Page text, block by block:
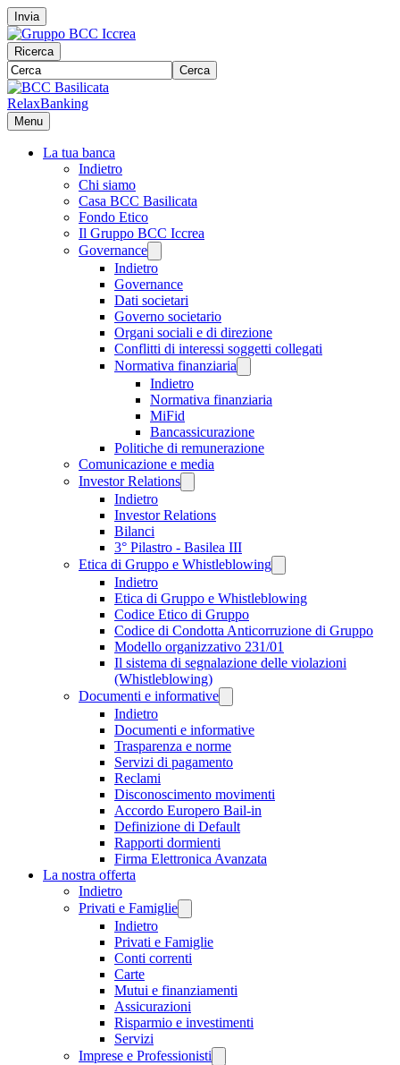
Invia
Ricerca
Cerca
RelaxBanking
Menu
La tua banca
Indietro
Chi siamo
Casa BCC Basilicata
Fondo Etico
Il Gruppo BCC Iccrea
Governance
Indietro
Governance
Dati societari
Governo societario
Organi sociali e di direzione
Conflitti di interessi soggetti collegati
Normativa finanziaria
Indietro
Normativa finanziaria
MiFid
Bancassicurazione
Politiche di remunerazione
Comunicazione e media
Investor Relations
Indietro
Investor Relations
Bilanci
3° Pilastro - Basilea III
Etica di Gruppo e Whistleblowing
Indietro
Etica di Gruppo e Whistleblowing
Codice Etico di Gruppo
Codice di Condotta Anticorruzione di Gruppo
Modello organizzativo 231/01
Il sistema di segnalazione delle violazioni
(Whistleblowing)
Documenti e informative
Indietro
Documenti e informative
Trasparenza e norme
Servizi di pagamento
Reclami
Disconoscimento movimenti
Accordo Europero Bail-in
Definizione di Default
Rapporti dormienti
Firma Elettronica Avanzata
La nostra offerta
Indietro
Privati e Famiglie
Indietro
Privati e Famiglie
Conti correnti
Carte
Mutui e finanziamenti
Assicurazioni
Risparmio e investimenti
Servizi
Imprese e Professionisti